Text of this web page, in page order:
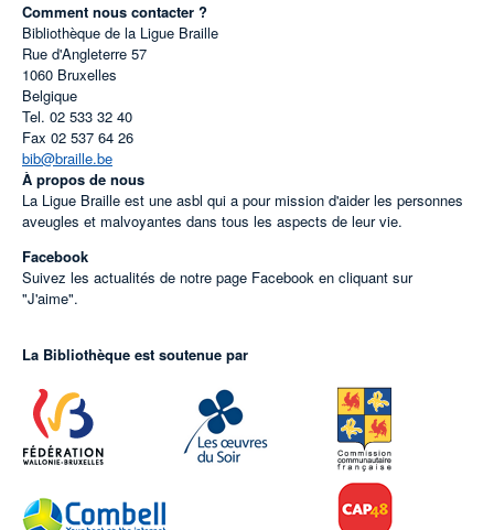
Comment nous contacter ?
Bibliothèque de la Ligue Braille
Rue d'Angleterre 57
1060 Bruxelles
Belgique
Tel. 02 533 32 40
Fax 02 537 64 26
bib@braille.be
À propos de nous
La Ligue Braille est une asbl qui a pour mission d'aider les personnes
aveugles et malvoyantes dans tous les aspects de leur vie.
Facebook
Suivez les actualités de notre page Facebook en cliquant sur
"J'aime".
La Bibliothèque est soutenue par